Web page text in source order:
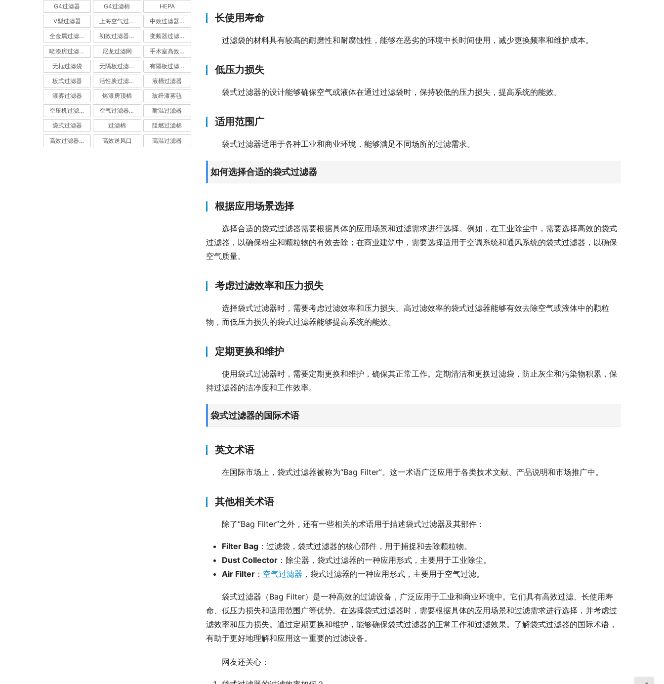
长使用寿命
过滤袋的材料具有较高的耐磨性和耐腐蚀性，能够在恶劣的环境中长时间使用，减少更换频率和维护成本。
低压力损失
袋式过滤器的设计能够确保空气或液体在通过过滤袋时，保持较低的压力损失，提高系统的能效。
适用范围广
袋式过滤器适用于各种工业和商业环境，能够满足不同场所的过滤需求。
如何选择合适的袋式过滤器
根据应用场景选择
选择合适的袋式过滤器需要根据具体的应用场景和过滤需求进行选择。例如，在工业除尘中，需要选择高效的袋式
过滤器，以确保粉尘和颗粒物的有效去除；在商业建筑中，需要选择适用于空调系统和通风系统的袋式过滤器，以确保
空气质量。
考虑过滤效率和压力损失
选择袋式过滤器时，需要考虑过滤效率和压力损失。高过滤效率的袋式过滤器能够有效去除空气或液体中的颗粒
物，而低压力损失的袋式过滤器能够提高系统的能效。
定期更换和维护
使用袋式过滤器时，需要定期更换和维护，确保其正常工作。定期清洁和更换过滤袋，防止灰尘和污染物积累，保
持过滤器的洁净度和工作效率。
袋式过滤器的国际术语
英文术语
在国际市场上，袋式过滤器被称为“Bag Filter”。这一术语广泛应用于各类技术文献、产品说明和市场推广中。
其他相关术语
除了“Bag Filter”之外，还有一些相关的术语用于描述袋式过滤器及其部件：
Filter Bag ：过滤袋，袋式过滤器的核心部件，用于捕捉和去除颗粒物。
Dust Collector ：除尘器，袋式过滤器的一种应用形式，主要用于工业除尘。
Air Filter ： 空气过滤器 ，袋式过滤器的一种应用形式，主要用于空气过滤。
袋式过滤器（Bag Filter）是一种高效的过滤设备，广泛应用于工业和商业环境中。它们具有高效过滤、长使用寿
命、低压力损失和适用范围广等优势。在选择袋式过滤器时，需要根据具体的应用场景和过滤需求进行选择，并考虑过
滤效率和压力损失。通过定期更换和维护，能够确保袋式过滤器的正常工作和过滤效果。了解袋式过滤器的国际术语，
有助于更好地理解和应用这一重要的过滤设备。
网友还关心：
G4过滤器 G4过滤棉 HEPA
V型过滤器 上海空气过滤器 中效过滤器-中效空气过滤器
全金属过滤器 初效过滤器-初效空气过滤器 变频器过滤器
喷漆房过滤棉 尼龙过滤网 手术室高效过滤器
无框过滤袋 无隔板过滤器 有隔板过滤器
板式过滤器 活性炭过滤器-活性炭空气过滤器 液槽过滤器
漆雾过滤器 烤漆房顶棉 玻纤漆雾毡
空压机过滤网 空气过滤器厂家 耐温过滤器
袋式过滤器 过滤棉 阻燃过滤棉
高效过滤器-高效空气过滤器 高效送风口 高温过滤器